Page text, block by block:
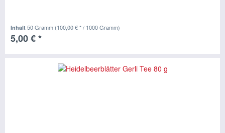
Inhalt50 Gramm (100,00 € * / 1000 Gramm)
5,00 € *